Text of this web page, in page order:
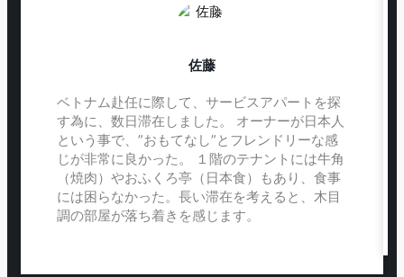
佐藤
ベトナム赴任に際して、サービスアパートを探
す為に、数日滞在しました。 オーナーが日本人
という事で、”おもてなし”とフレンドリーな感
じが非常に良かった。 １階のテナントには牛角
（焼肉）やおふくろ亭（日本食）もあり、食事
には困らなかった。長い滞在を考えると、木目
調の部屋が落ち着きを感じます。